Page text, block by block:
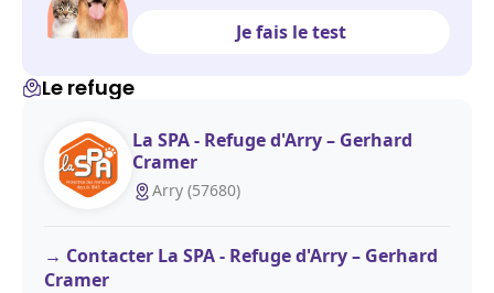
Je fais le test
Le refuge
La SPA - Refuge d'Arry – Gerhard
Cramer
Arry (57680)
Contacter La SPA - Refuge d'Arry – Gerhard
Cramer